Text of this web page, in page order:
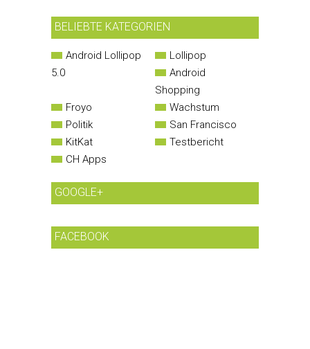
BELIEBTE KATEGORIEN
Android Lollipop
5.0
Lollipop
Android
Shopping
Froyo
Wachstum
Politik
San Francisco
KitKat
Testbericht
CH Apps
GOOGLE+
FACEBOOK